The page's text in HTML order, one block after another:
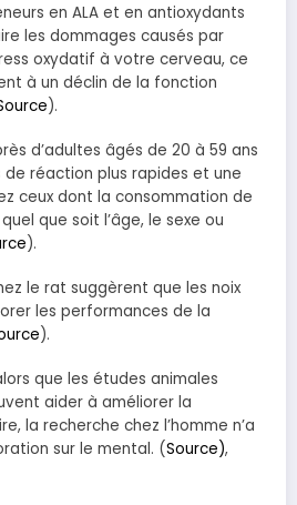
en ALA et en antioxydants
les dommages causés par
oxydatif à votre cerveau, ce
à un déclin de la fonction
).
d’adultes âgés de 20 à 59 ans
réaction plus rapides et une
ceux dont la consommation de
que soit l’âge, le sexe ou
).
le rat suggèrent que les noix
les performances de la
).
que les études animales
aider à améliorer la
la recherche chez l’homme n’a
sur le mental. (Source),